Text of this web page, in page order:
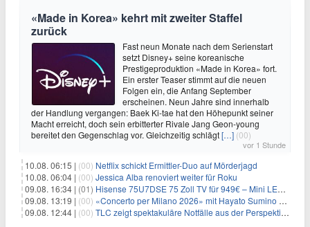
«Made in Korea» kehrt mit zweiter Staffel
zurück
Fast neun Monate nach dem Serienstart
setzt Disney+ seine koreanische
Prestigeproduktion «Made in Korea» fort.
Ein erster Teaser stimmt auf die neuen
Folgen ein, die Anfang September
erscheinen. Neun Jahre sind innerhalb
der Handlung vergangen: Baek Ki-tae hat den Höhepunkt seiner
Macht erreicht, doch sein erbitterter Rivale Jang Geon-young
bereitet den Gegenschlag vor. Gleichzeitig schlägt[…] (00)
vor 1 Stunde
10.08. 06:15 | (00) Netflix schickt Ermittler-Duo auf Mörderjagd
10.08. 06:04 | (00) Jessica Alba renoviert weiter für Roku
09.08. 16:34 | (01) Hisense 75U7DSE 75 Zoll TV für 949€ – Mini LED, 144Hz, 2026
09.08. 13:19 | (00) «Concerto per Milano 2026» mit Hayato Sumino kommt zu arte
09.08. 12:44 | (00) TLC zeigt spektakuläre Notfälle aus der Perspektive der Patienten